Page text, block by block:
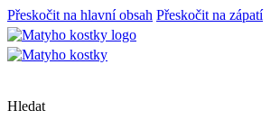
Přeskočit na hlavní obsah Přeskočit na zápatí
Hledat